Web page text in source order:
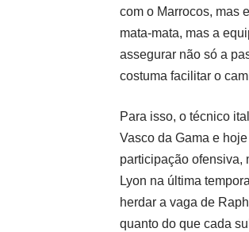
com o Marrocos, mas
mata-mata, mas a
assegurar não só a
costuma facilitar o
Para isso, o técnico
Vasco da Gama e
participação ofensiva,
Lyon na última
herdar a vaga de
quanto do que cada